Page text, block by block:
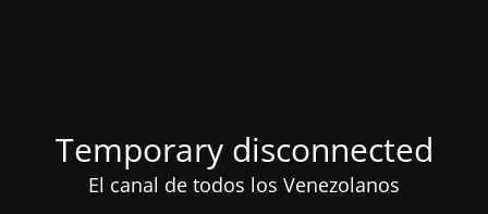
Temporary disconnected
El canal de todos los Venezolanos